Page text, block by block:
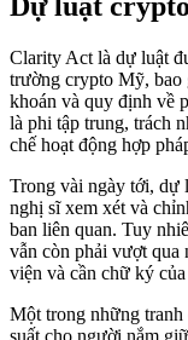
Dự luật
Clarity Act là dự luật
trường crypto Mỹ, bao
khoán và quy định về
là phi tập trung, trách
chế hoạt động hợp
Trong vài ngày tới, dự
nghị sĩ xem xét và
ban liên quan. Tuy
vẫn còn phải vượt qua
viện và cần chữ ký
Một trong những tranh